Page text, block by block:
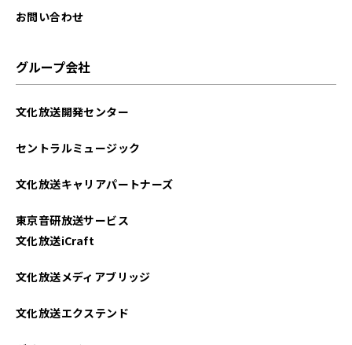
お問い合わせ
グループ会社
文化放送開発センター
セントラルミュージック
文化放送キャリアパートナーズ
東京音研放送サービス
文化放送iCraft
文化放送メディアブリッジ
文化放送エクステンド